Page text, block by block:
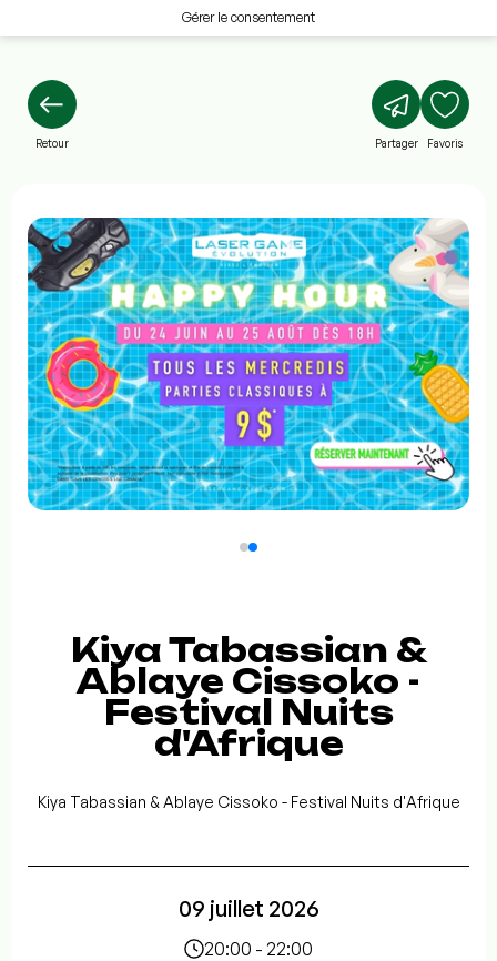
Gérer le consentement
Retour Partager Favoris
Kiya Tabassian &
Ablaye Cissoko -
Festival Nuits
d'Afrique
Kiya Tabassian & Ablaye Cissoko - Festival Nuits d'Afrique
09 juillet 2026
20:00 - 22:00